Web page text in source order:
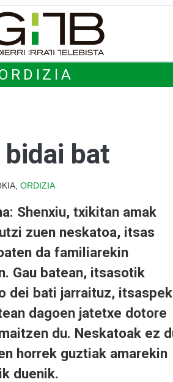
bidai bat
ORDIZIA
Shenxiu, txikitan amak
zuen neskatoa, itsas
da familiarekin
Gau batean, itsasotik
dei bati jarraituz,
dagoen jatetxe dotore
du. Neskatoak ez
horrek guztiak amarekin
duenik.